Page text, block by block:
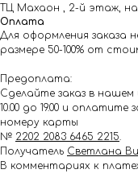
ТЦ Махаон , 2-й этаж,
Оплата
Для оформления заказа
размере 50-100% от
Предоплата:
Сделайте заказ в
10.00 до 19.00 и оплатите
номеру карты
№ 2202 2083 6465 2215.
Получатель Светлана
В комментариях к